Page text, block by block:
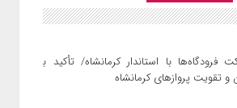
فرودگاه‌ها با استاندار کرمانشاه/ تأکید بر
تقویت پروازهای کرمانشاه